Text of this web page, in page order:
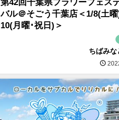
第42回千葉県フラワーフェス
バル＠そごう千葉店＜1/8(土曜
10(月曜･祝日)＞
ちばみな